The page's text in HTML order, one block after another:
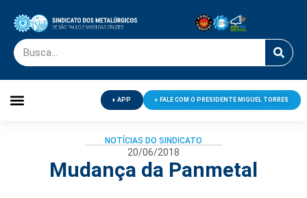
APP FALE COM O PRESIDENTE MIGUEL TORRES
NOTÍCIAS DO SINDICATO
20/06/2018
Mudança da Panmetal